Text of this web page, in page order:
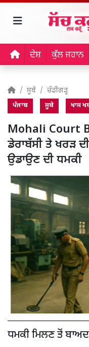
ਦੇਸ਼ ਕੁੱਲ ਜਹਾਨ
ਸੂਬੇ ਚੰਡੀਗੜ੍ਹ
ਪੰਜਾਬ ਸੂਬੇ ਖਾਸ
Mohali Court
ਡੇਰਾਬੱਸੀ ਤੇ ਖਰੜ
ਉਡਾਉਣ ਦੀ ਧਮਕੀ
ਧਮਕੀ ਮਿਲਣ ਤੋਂ